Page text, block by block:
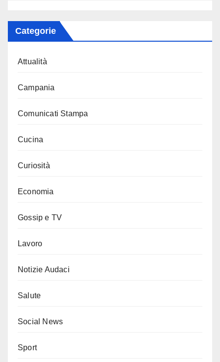
Categorie
Attualità
Campania
Comunicati Stampa
Cucina
Curiosità
Economia
Gossip e TV
Lavoro
Notizie Audaci
Salute
Social News
Sport